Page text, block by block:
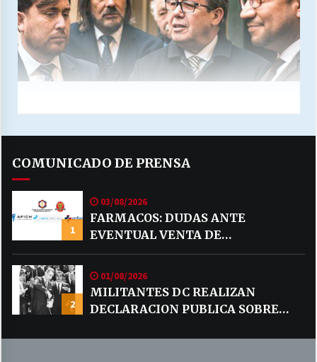
COMUNICADO DE PRENSA
1
03/08/2026
FARMACOS: DUDAS ANTE
EVENTUAL VENTA DE
MEDICAMENTOS POR MERCADO
LIBRE
2
01/08/2026
MILITANTES DC REALIZAN
DECLARACION PUBLICA SOBRE